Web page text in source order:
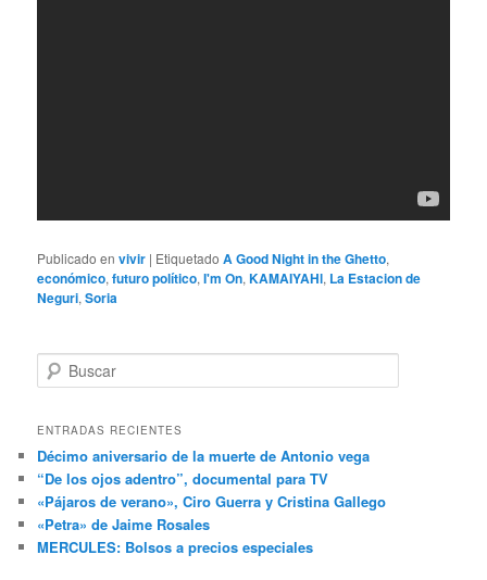
Publicado en vivir | Etiquetado A Good Night in the Ghetto,
económico,futuro político,I'm On,KAMAIYAHl, La Estacion de
Neguri,Soria
u
c
r
ENTRADAS RECIENTES
Décimo aniversario de la muerte de Antonio vega
“De los ojos adentro”, documental para TV
«Pájaros de verano», Ciro Guerra y Cristina Gallego
«Petra» de Jaime Rosales
MERCULES: Bolsos a precios especiales